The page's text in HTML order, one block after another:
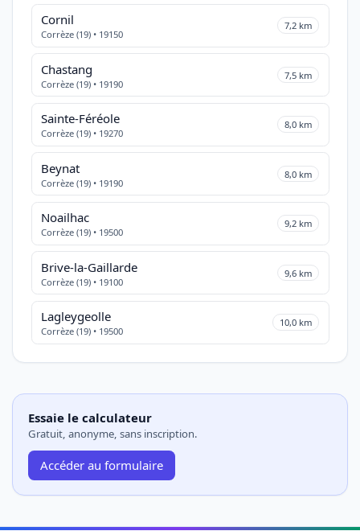
Cornil
Corrèze (19) • 19150
7,2 km
Chastang
Corrèze (19) • 19190
7,5 km
Sainte-Féréole
Corrèze (19) • 19270
8,0 km
Beynat
Corrèze (19) • 19190
8,0 km
Noailhac
Corrèze (19) • 19500
9,2 km
Brive-la-Gaillarde
Corrèze (19) • 19100
9,6 km
Lagleygeolle
Corrèze (19) • 19500
10,0 km
Essaie le calculateur
Gratuit, anonyme, sans inscription.
Accéder au formulaire